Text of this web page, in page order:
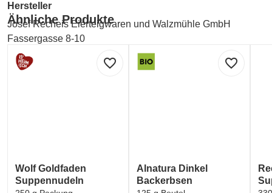
Hersteller
Josef Recheis Eierteigwaren und Walzmühle GmbH
Fassergasse 8-10
6060 Hall in Tirol, Österreich
0800/880999 (kostenfrei)
Ähnliche Produkte
favorite_border
Wolf Goldfaden
Suppennudeln
favorite_border
Alnatura Dinkel
Backerbsen